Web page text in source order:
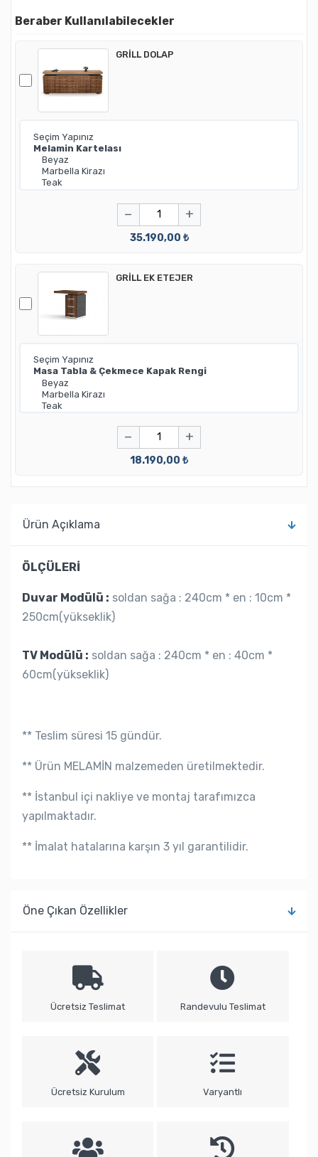
Beraber Kullanılabilecekler
GRİLL DOLAP
− +
35.190,00 ₺
GRİLL EK ETEJER
− +
18.190,00 ₺
Ürün Açıklama
ÖLÇÜLERİ
Duvar Modülü : soldan sağa : 240cm * en : 10cm *
250cm(yükseklik)
TV Modülü : soldan sağa : 240cm * en : 40cm *
60cm(yükseklik)
** Teslim süresi 15 gündür.
** Ürün MELAMİN malzemeden üretilmektedir.
** İstanbul içi nakliye ve montaj tarafımızca
yapılmaktadır.
** İmalat hatalarına karşın 3 yıl garantilidir.
Öne Çıkan Özellikler
Ücretsiz Teslimat Randevulu Teslimat
Ücretsiz Kurulum Varyantlı